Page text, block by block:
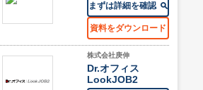
まずは詳細を確認
資料をダウンロード
株式会社庚伸
Dr.オフィス
LookJOB2